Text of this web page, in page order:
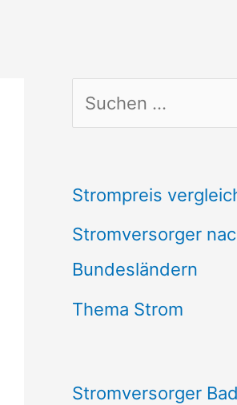
u
h
e
n
n
Strompreis
Stromversorger
Bundesländern
Thema Strom
Stromversorger